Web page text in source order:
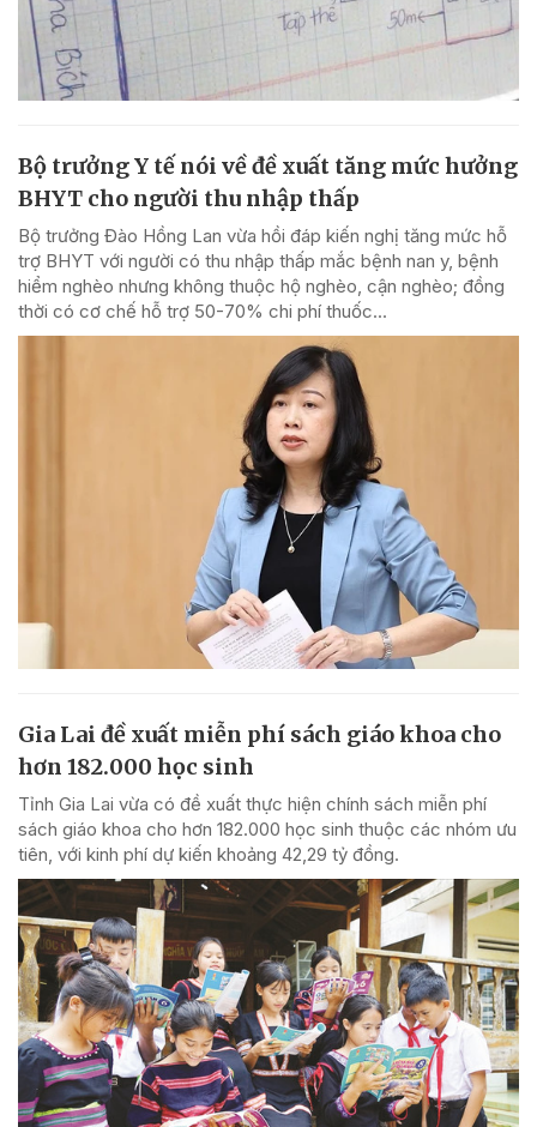
Bộ trưởng Y tế nói về đề xuất tăng mức hưởng
BHYT cho người thu nhập thấp
Bộ trưởng Đào Hồng Lan vừa hồi đáp kiến nghị tăng mức hỗ
trợ BHYT với người có thu nhập thấp mắc bệnh nan y, bệnh
hiểm nghèo nhưng không thuộc hộ nghèo, cận nghèo; đồng
thời có cơ chế hỗ trợ 50-70% chi phí thuốc...
Gia Lai đề xuất miễn phí sách giáo khoa cho
hơn 182.000 học sinh
Tỉnh Gia Lai vừa có đề xuất thực hiện chính sách miễn phí
sách giáo khoa cho hơn 182.000 học sinh thuộc các nhóm ưu
tiên, với kinh phí dự kiến khoảng 42,29 tỷ đồng.